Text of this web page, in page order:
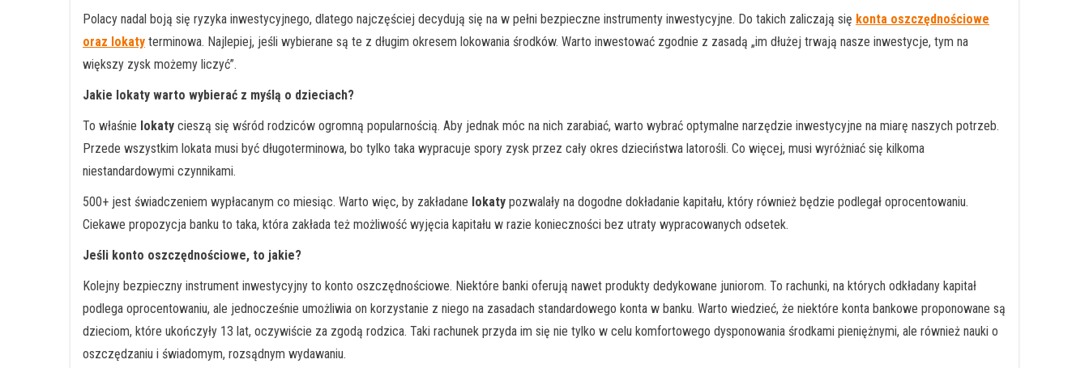
Polacy nadal boją się ryzyka inwestycyjnego, dlatego najczęściej decydują się na w pełni bezpieczne instrumenty inwestycyjne. Do takich zaliczają się konta oszczędnościowe
oraz lokaty terminowa. Najlepiej, jeśli wybierane są te z długim okresem lokowania środków. Warto inwestować zgodnie z zasadą „im dłużej trwają nasze inwestycje, tym na
większy zysk możemy liczyć”.
Jakie lokaty warto wybierać z myślą o dzieciach?
To właśnie lokaty cieszą się wśród rodziców ogromną popularnością. Aby jednak móc na nich zarabiać, warto wybrać optymalne narzędzie inwestycyjne na miarę naszych potrzeb.
Przede wszystkim lokata musi być długoterminowa, bo tylko taka wypracuje spory zysk przez cały okres dzieciństwa latorośli. Co więcej, musi wyróżniać się kilkoma
niestandardowymi czynnikami.
500+ jest świadczeniem wypłacanym co miesiąc. Warto więc, by zakładane lokaty pozwalały na dogodne dokładanie kapitału, który również będzie podlegał oprocentowaniu.
Ciekawe propozycja banku to taka, która zakłada też możliwość wyjęcia kapitału w razie konieczności bez utraty wypracowanych odsetek.
Jeśli konto oszczędnościowe, to jakie?
Kolejny bezpieczny instrument inwestycyjny to konto oszczędnościowe. Niektóre banki oferują nawet produkty dedykowane juniorom. To rachunki, na których odkładany kapitał
podlega oprocentowaniu, ale jednocześnie umożliwia on korzystanie z niego na zasadach standardowego konta w banku. Warto wiedzieć, że niektóre konta bankowe proponowane są
dzieciom, które ukończyły 13 lat, oczywiście za zgodą rodzica. Taki rachunek przyda im się nie tylko w celu komfortowego dysponowania środkami pieniężnymi, ale również nauki o
oszczędzaniu i świadomym, rozsądnym wydawaniu.